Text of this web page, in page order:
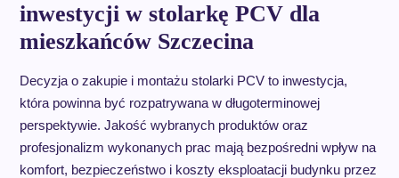
inwestycji w stolarkę PCV dla
mieszkańców Szczecina
Decyzja o zakupie i montażu stolarki PCV to inwestycja,
która powinna być rozpatrywana w długoterminowej
perspektywie. Jakość wybranych produktów oraz
profesjonalizm wykonanych prac mają bezpośredni wpływ na
komfort, bezpieczeństwo i koszty eksploatacji budynku przez